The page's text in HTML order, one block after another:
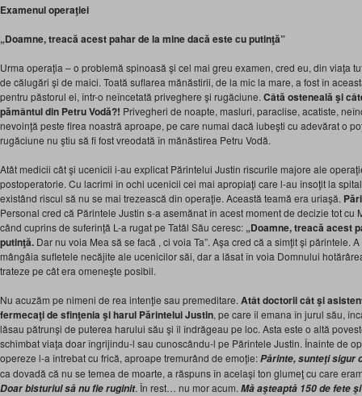
Examenul operaţiei
„Doamne, treacă acest pahar de la mine dacă este cu putinţă”
Urma operaţia – o problemă spinoasă şi cel mai greu examen, cred eu, din viaţa
de călugări şi de maici. Toată suflarea mănăstirii, de la mic la mare, a fost în
pentru păstorul ei, într-o neîncetată priveghere şi rugăciune. Câtă osteneală şi
pământul din Petru Vodă?! Privegheri de noapte, masluri, paraclise, acatiste,
nevoinţă peste firea noastră aproape, pe care numai dacă iubeşti cu adevărat o
rugăciune nu ştiu să fi fost vreodată în mănăstirea Petru Vodă.
Atât medicii cât şi ucenicii i-au explicat Părintelui Justin riscurile majore ale
postoperatorie. Cu lacrimi în ochi ucenicii cei mai apropiaţi care l-au însoţit la
existând riscul să nu se mai trezească din operaţie. Această teamă era uriaşă.
Personal cred că Părintele Justin s-a asemănat în acest moment de decizie tot cu
când cuprins de suferinţă L-a rugat pe Tatăl Său ceresc: „Doamne, treacă acest
putinţă. Dar nu voia Mea să se facă , ci voia Ta”. Aşa cred că a simţit şi părintele.
mângâia sufletele necăjite ale ucenicilor săi, dar a lăsat în voia Domnului
trateze pe cât era omeneşte posibil.
Nu acuzăm pe nimeni de rea intenţie sau premeditare. Atât doctorii cât şi
fermecaţi de sfinţenia şi harul Părintelui Justin, pe care îl emana în jurul său,
lăsau pătrunşi de puterea harului său şi îl îndrăgeau pe loc. Asta este o altă
schimbat viaţa doar îngrijindu-l sau cunoscându-l pe Părintele Justin. Înainte de
opereze l-a întrebat cu frică, aproape tremurând de emoţie:Părinte, sunteţi sigur
ca dovadă că nu se temea de moarte, a răspuns în acelaşi ton glumeţ cu care
Doar bisturiul să nu fieruginit. În rest… nu mor acum. Mă aşteaptă 150 de fete